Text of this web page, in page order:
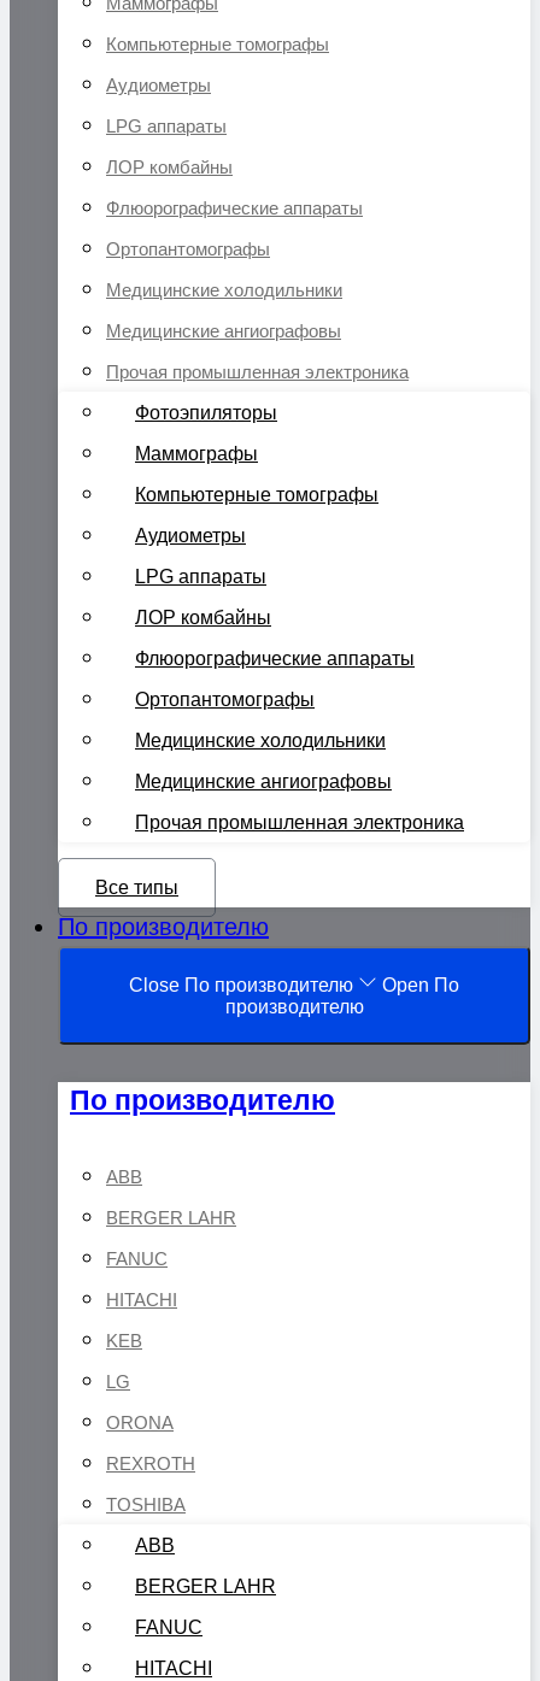
Компьютерные томографы
Аудиометры
LPG аппараты
ЛОР комбайны
Флюорографические аппараты
Ортопантомографы
Медицинские холодильники
Медицинские ангиографовы
Прочая промышленная электроника
Фотоэпиляторы
Маммографы
Компьютерные томографы
Аудиометры
LPG аппараты
ЛОР комбайны
Флюорографические аппараты
Ортопантомографы
Медицинские холодильники
Медицинские ангиографовы
Прочая промышленная электроника
Все типы
По производителю
Close По производителю
Open По
производителю
По производителю
ABB
BERGER LAHR
FANUC
HITACHI
KEB
LG
ORONA
REXROTH
TOSHIBA
ABB
BERGER LAHR
FANUC
HITACHI